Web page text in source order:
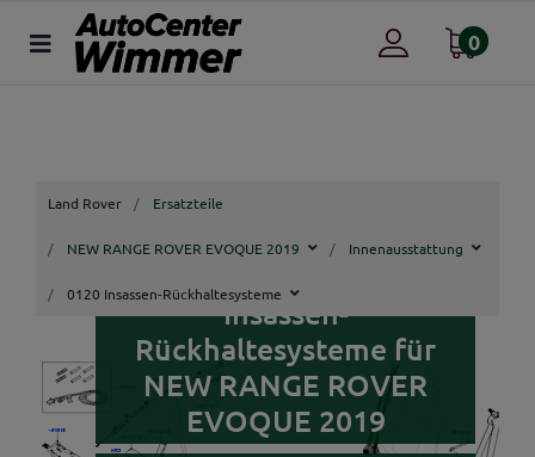
0
Land Rover Ersatzteile
NEW RANGE ROVER EVOQUE 2019 Innenausstattung
0120 Insassen-RückhaltesystemeInsassen-
Rückhaltesysteme für
NEW RANGE ROVER
EVOQUE 2019